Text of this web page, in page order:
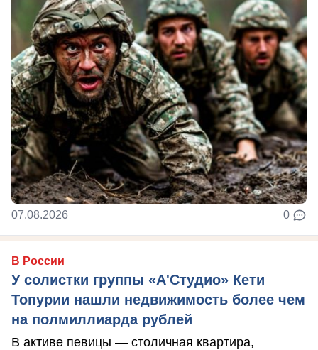
07.08.2026 0
В России
У солистки группы «А'Студио» Кети
Топурии нашли недвижимость более чем
на полмиллиарда рублей
В активе певицы — столичная квартира,